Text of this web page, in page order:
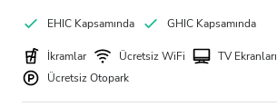
İkramlar
EHIC Kapsamında GHIC Kapsamında
İkramlar Ücretsiz WiFi
TV Ekranları
Ücretsiz Otopark